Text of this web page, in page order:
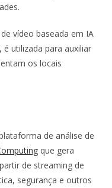
vídeo baseada em IA
, é utilizada para auxiliar
os locais
de análise de
que gera
de streaming de
segurança e outros